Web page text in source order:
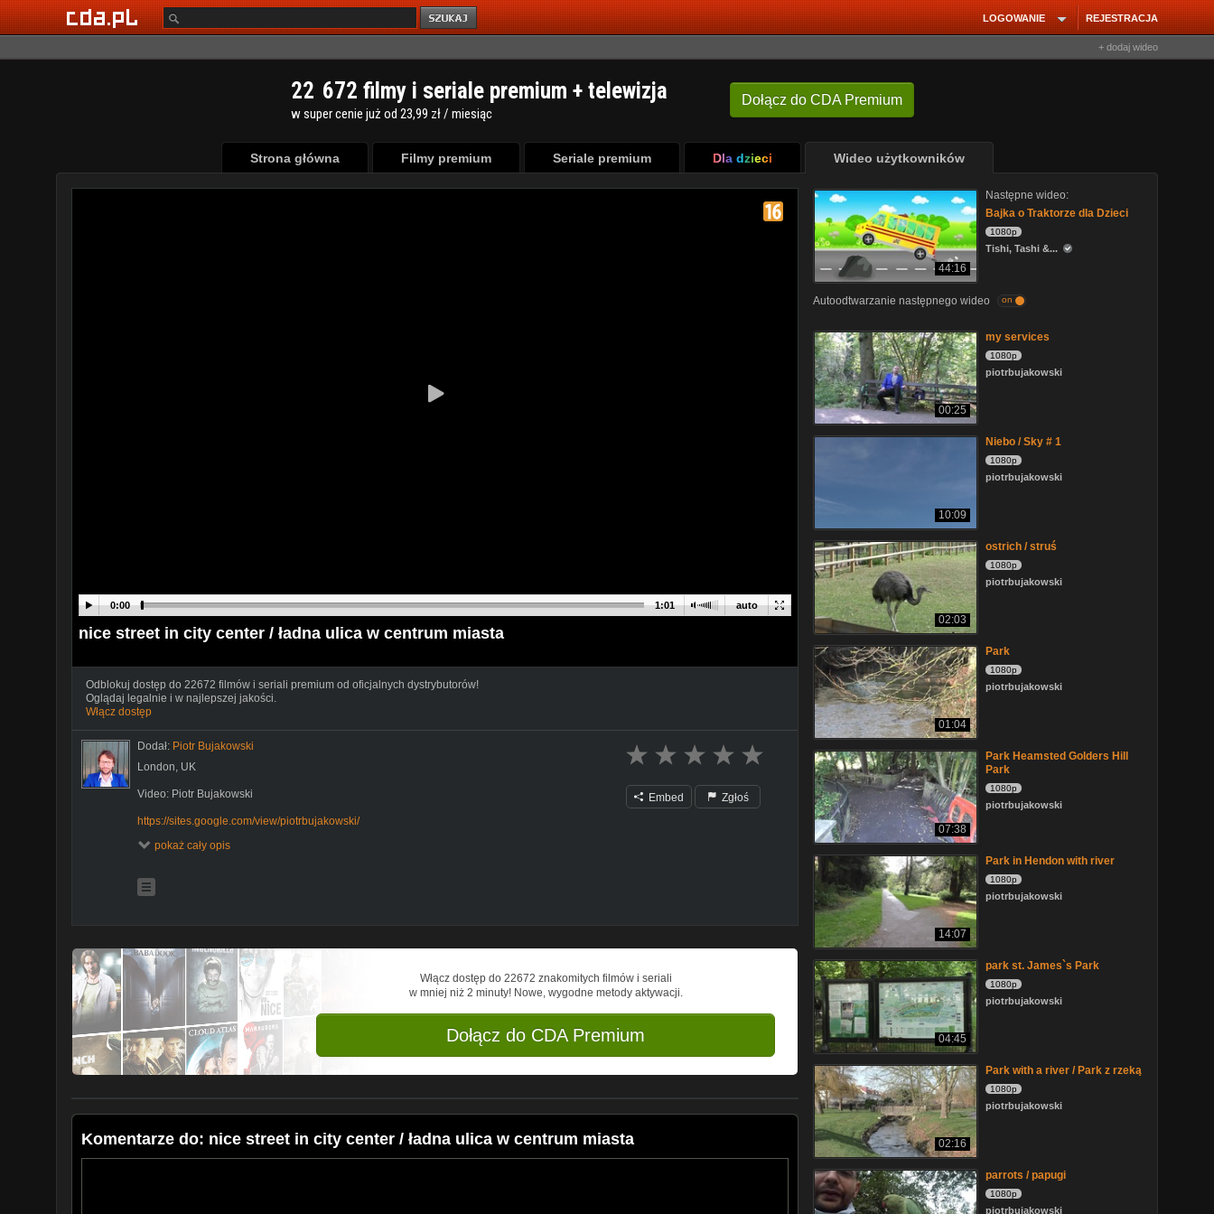
REJESTRACJA
LOGOWANIE
+ dodaj wideo
Dołącz do CDA Premium
22 672 filmy i seriale premium + telewizja
w super cenie już od 23,99 zł / miesiąc
Strona główna Filmy premium Seriale premium Dla dzieci Wideo użytkowników
auto
0:00 1:01
nice street in city center / ładna ulica w centrum miasta
Odblokuj dostęp do 22672 filmów i seriali premium od oficjalnych dystrybutorów!
Oglądaj legalnie i w najlepszej jakości.
Włącz dostęp
Dodał: Piotr Bujakowski
London, UK
Video: Piotr Bujakowski
https://sites.google.com/view/piotrbujakowski/
Donation Link [Transfer title - donation / tytuł przelewu - darowizna]:
Poland bank:
Panasonic HC-V770
pokaż cały opis
Embed Zgłoś
Włącz dostęp do 22672 znakomitych filmów i seriali
w mniej niż 2 minuty! Nowe, wygodne metody aktywacji.
Dołącz do CDA Premium
Komentarze do: nice street in city center / ładna ulica w centrum miasta
44:16
Następne wideo:
Bajka o Traktorze dla Dzieci
1080p
Tishi, Tashi &...
Autoodtwarzanie następnego wideo on
00:25
my services
1080p
piotrbujakowski
10:09
Niebo / Sky # 1
1080p
piotrbujakowski
02:03
ostrich / struś
1080p
piotrbujakowski
01:04
Park
1080p
piotrbujakowski
07:38
Park Heamsted Golders Hill
Park
1080p
piotrbujakowski
14:07
Park in Hendon with river
1080p
piotrbujakowski
04:45
park st. James`s Park
1080p
piotrbujakowski
02:16
Park with a river / Park z rzeką
1080p
piotrbujakowski
parrots / papugi
1080p
piotrbujakowski